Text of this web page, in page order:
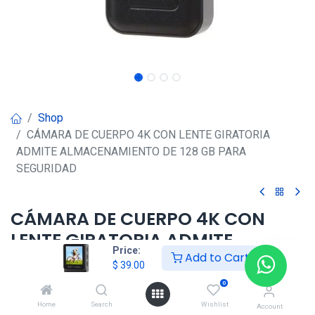
Price:
$ 39.00 Add to Cart
Home Search
0
Wishlist Account
Shop
CÁMARA DE CUERPO 4K CON LENTE GIRATORIA
ADMITE ALMACENAMIENTO DE 128 GB PARA
SEGURIDAD
CÁMARA DE CUERPO 4K CON
LENTE GIRATORIA ADMITE
ALMACENAMIENTO DE 128 GB
PARA SEGURIDAD